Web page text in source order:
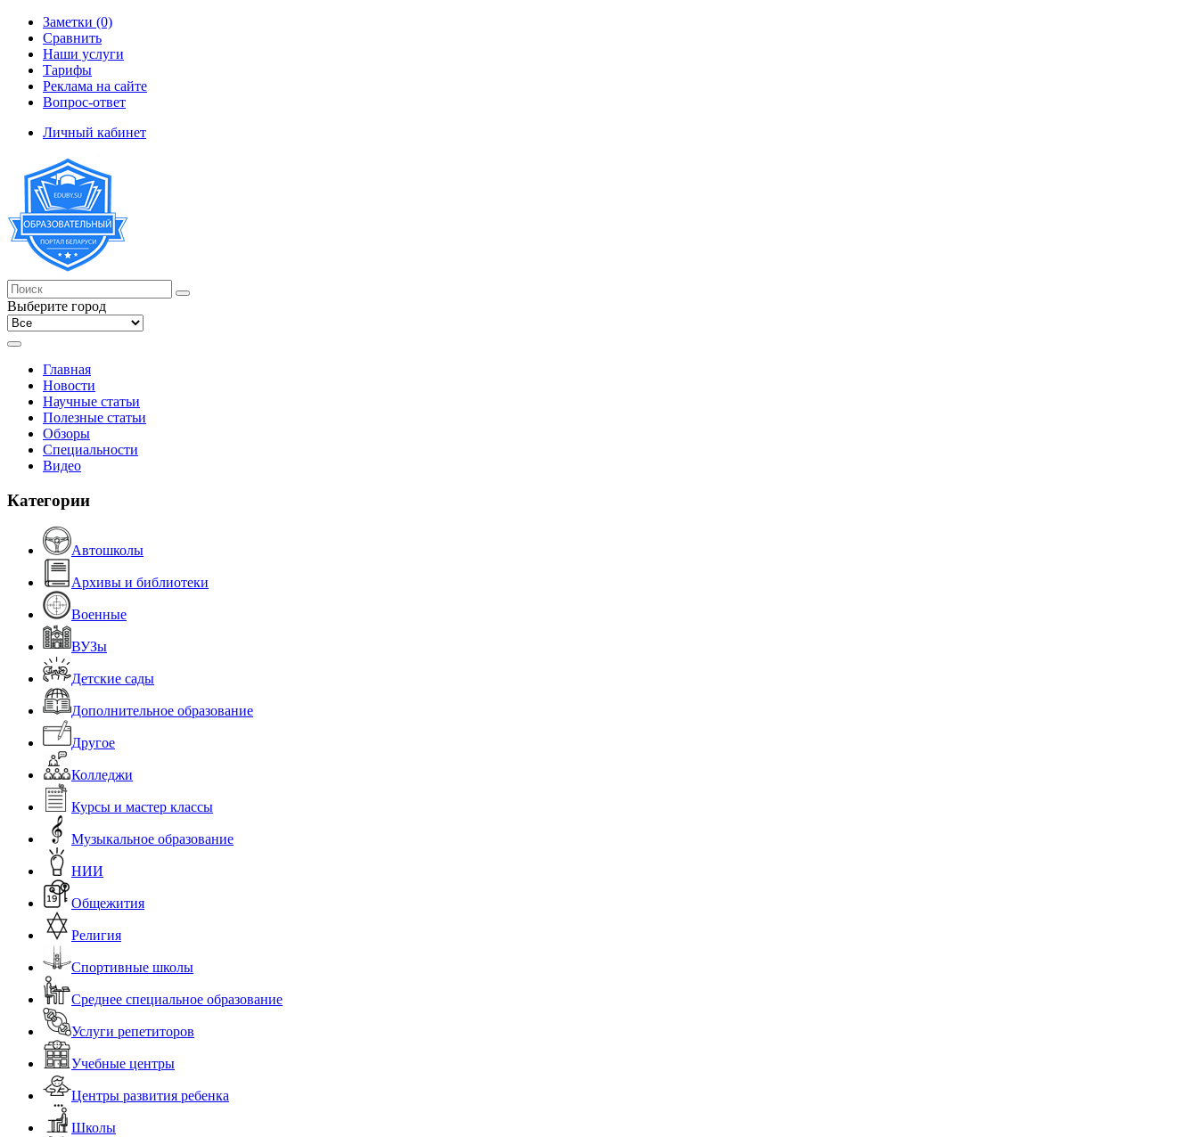
Заметки (0)
Сравнить
Наши услуги
Тарифы
Реклама на сайте
Вопрос-ответ
Личный кабинет
Выберите город
Главная
Новости
Научные статьи
Полезные статьи
Обзоры
Специальности
Видео
Категории
Автошколы
Архивы и библиотеки
Военные
ВУЗы
Детские сады
Дополнительное образование
Другое
Колледжи
Курсы и мастер классы
Музыкальное образование
НИИ
Общежития
Религия
Спортивные школы
Среднее специальное образование
Услуги репетиторов
Учебные центры
Центры развития ребенка
Школы